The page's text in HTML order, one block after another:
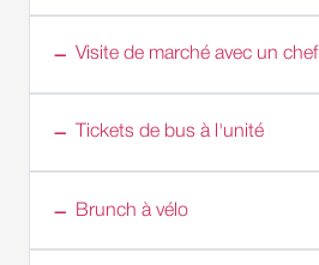
Visite de marché avec un chef
Tickets de bus à l'unité
Brunch à vélo